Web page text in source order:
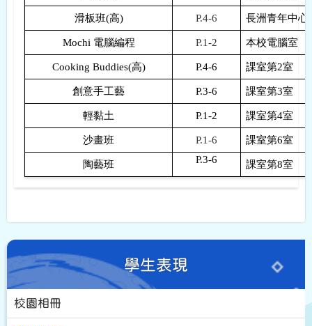
滑板班(高) P.4-6 長洲青年中心
Mochi 電腦編程 P.1-2 本校電腦室
Cooking Buddies(高) P.4-6 課室第2室
創意手工藝 P.3-6 課室第3室
輕黏土 P.1-2 課室第4室
沙畫班 P.1-6 課室第6室
陶藝班 P.3-6 課室第8室
學生表現
校園相冊